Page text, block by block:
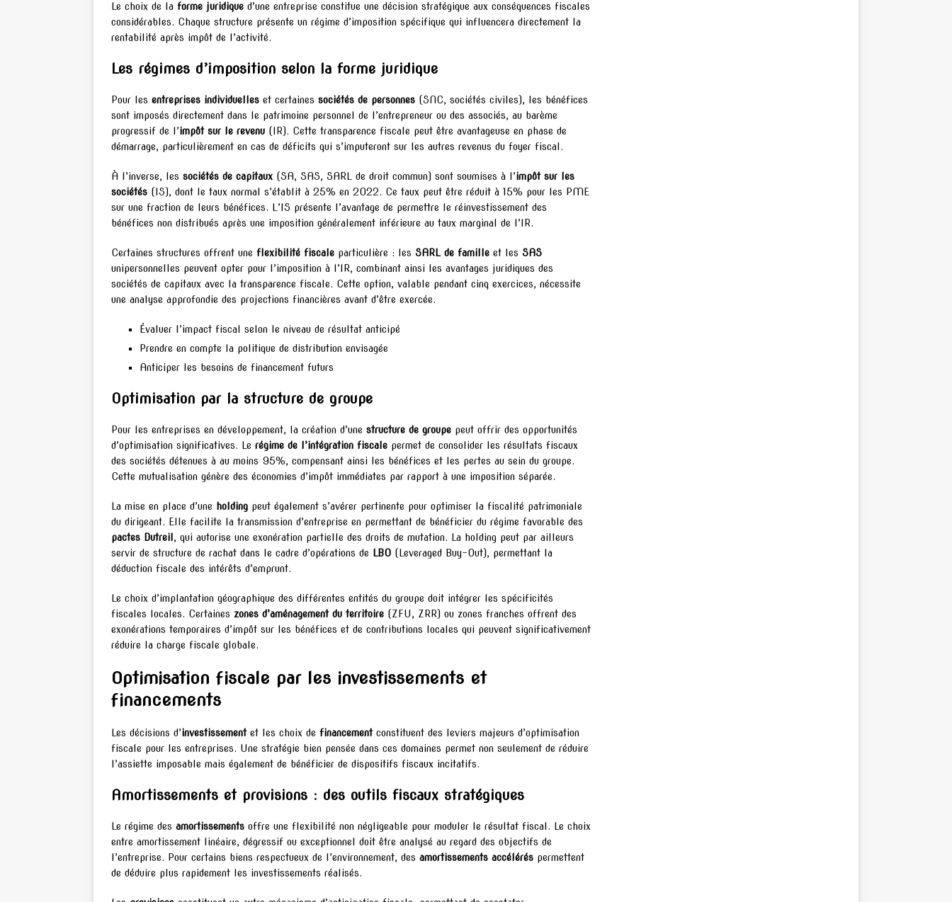
Le choix de la forme juridique d’une entreprise constitue une décision stratégique aux conséquences fiscales
considérables. Chaque structure présente un régime d’imposition spécifique qui influencera directement la
rentabilité après impôt de l’activité.
Les régimes d’imposition selon la forme juridique
Pour les entreprises individuelles et certaines sociétés de personnes (SNC, sociétés civiles), les bénéfices
sont imposés directement dans le patrimoine personnel de l’entrepreneur ou des associés, au barème
progressif de l’impôt sur le revenu (IR). Cette transparence fiscale peut être avantageuse en phase de
démarrage, particulièrement en cas de déficits qui s’imputeront sur les autres revenus du foyer fiscal.
À l’inverse, les sociétés de capitaux (SA, SAS, SARL de droit commun) sont soumises à l’impôt sur les
sociétés (IS), dont le taux normal s’établit à 25% en 2022. Ce taux peut être réduit à 15% pour les PME
sur une fraction de leurs bénéfices. L’IS présente l’avantage de permettre le réinvestissement des
bénéfices non distribués après une imposition généralement inférieure au taux marginal de l’IR.
Certaines structures offrent une flexibilité fiscale particulière : les SARL de famille et les SAS
unipersonnelles peuvent opter pour l’imposition à l’IR, combinant ainsi les avantages juridiques des
sociétés de capitaux avec la transparence fiscale. Cette option, valable pendant cinq exercices, nécessite
une analyse approfondie des projections financières avant d’être exercée.
Évaluer l’impact fiscal selon le niveau de résultat anticipé
Prendre en compte la politique de distribution envisagée
Anticiper les besoins de financement futurs
Optimisation par la structure de groupe
Pour les entreprises en développement, la création d’une structure de groupe peut offrir des opportunités
d’optimisation significatives. Le régime de l’intégration fiscale permet de consolider les résultats fiscaux
des sociétés détenues à au moins 95%, compensant ainsi les bénéfices et les pertes au sein du groupe.
Cette mutualisation génère des économies d’impôt immédiates par rapport à une imposition séparée.
La mise en place d’une holding peut également s’avérer pertinente pour optimiser la fiscalité patrimoniale
du dirigeant. Elle facilite la transmission d’entreprise en permettant de bénéficier du régime favorable des
pactes Dutreil , qui autorise une exonération partielle des droits de mutation. La holding peut par ailleurs
servir de structure de rachat dans le cadre d’opérations de LBO (Leveraged Buy-Out), permettant la
déduction fiscale des intérêts d’emprunt.
Le choix d’implantation géographique des différentes entités du groupe doit intégrer les spécificités
fiscales locales. Certaines zones d’aménagement du territoire (ZFU, ZRR) ou zones franches offrent des
exonérations temporaires d’impôt sur les bénéfices et de contributions locales qui peuvent significativement
réduire la charge fiscale globale.
Optimisation fiscale par les investissements et
financements
Les décisions d’investissementet les choix de financementconstituent des leviers majeurs d’optimisation
fiscale pour les entreprises. Une stratégie bien pensée dans ces domaines permet non seulement de réduire
l’assiette imposable mais également de bénéficier de dispositifs fiscaux incitatifs.
Amortissements et provisions : des outils fiscaux stratégiques
Le régime des amortissements offre une flexibilité non négligeable pour moduler le résultat fiscal. Le choix
entre amortissement linéaire, dégressif ou exceptionnel doit être analysé au regard des objectifs de
l’entreprise. Pour certains biens respectueux de l’environnement, des amortissements accélérés permettent
de déduire plus rapidement les investissements réalisés.